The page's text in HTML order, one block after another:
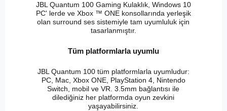
JBL Quantum 100 Gaming Kulaklık, Windows 10
PC' lerde ve Xbox ™ ONE konsollarında yerleşik
olan surround ses sistemiyle tam uyumluluk için
tasarlanmıştır.
Tüm platformlarla uyumlu
JBL Quantum 100 tüm platformlarla uyumludur:
PC, Mac, Xbox ONE, PlayStation 4, Nintendo
Switch, mobil ve VR. 3.5mm bağlantısı ile
dilediğiniz her platformda oyun zevkini
yaşayabilirsiniz.